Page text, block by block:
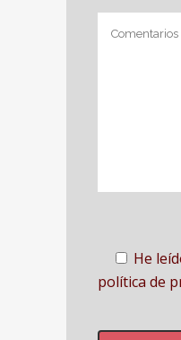
He
política de